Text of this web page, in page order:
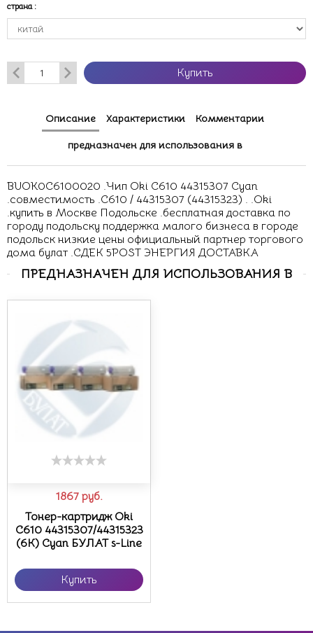
страна :
Купить
Описание Характеристики Комментарии
предназначен для использования в
BUOK0C6100020 .Чип Oki C610 44315307 Cyan
.совместимость .C610 / 44315307 (44315323) . .Oki
.купить в Москве Подольске .бесплатная доставка по
городу подольску поддержка малого бизнеса в городе
подольск низкие цены официальный партнер торгового
дома булат .СДЕК 5POST ЭНЕРГИЯ ДОСТАВКА
ПРЕДНАЗНАЧЕН ДЛЯ ИСПОЛЬЗОВАНИЯ В
1867 руб.
Тонер-картридж Oki
C610 44315307/44315323
(6К) Cyan БУЛАТ s-Line
Купить